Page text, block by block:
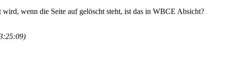
wenn die Seite auf gelöscht steht, ist das in WBCE Absicht?